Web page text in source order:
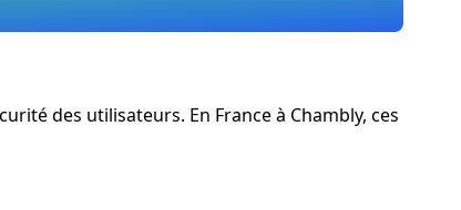
des utilisateurs. En France à Chambly, ces